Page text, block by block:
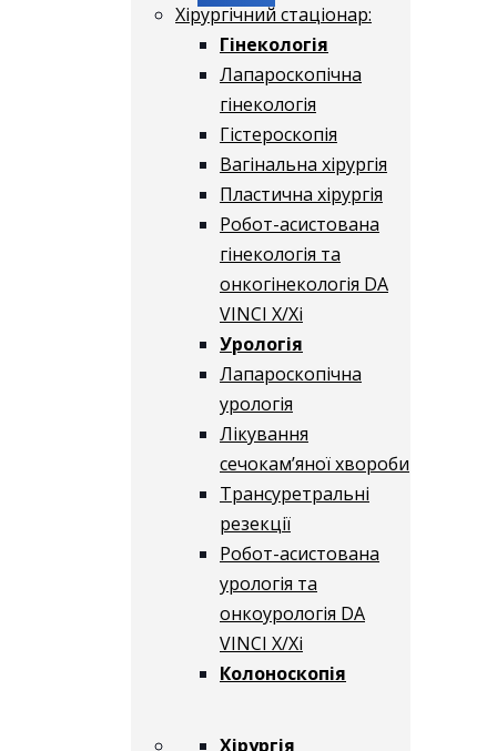
Хірургічний стаціонар:
Гінекологія
Лапароскопічна
гінекологія
Гістероскопія
Вагінальна хірургія
Пластична хірургія
Робот-асистована
гінекологія та
онкогінекологія DA
VINCI X/Xі
Урологія
Лапароскопічна
урологія
Лікування
сечокам’яної хвороби
Трансуретральні
резекції
Робот-асистована
урологія та
онкоурологія DA
VINCI X/Xі
Колоноскопія
Хірургія